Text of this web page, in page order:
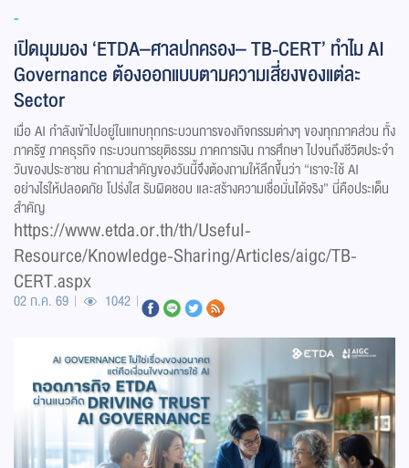
-
เปิดมุมมอง ‘ETDA–ศาลปกครอง– TB-CERT’ ทำไม AI
Governance ต้องออกแบบตามความเสี่ยงของแต่ละ
Sector
เมื่อ AI กำลังเข้าไปอยู่ในแทบทุกกระบวนการของกิจกรรมต่างๆ ของทุกภาคส่วน ทั้ง
ภาครัฐ ภาคธุรกิจ กระบวนการยุติธรรม ภาคการเงิน การศึกษา ไปจนถึงชีวิตประจำ
วันของประชาชน คำถามสำคัญของวันนี้จึงต้องถามให้ลึกขึ้นว่า “เราจะใช้ AI
อย่างไรให้ปลอดภัย โปร่งใส รับผิดชอบ และสร้างความเชื่อมั่นได้จริง” นี่คือประเด็น
สำคัญ
https://www.etda.or.th/th/Useful-
Resource/Knowledge-Sharing/Articles/aigc/TB-
CERT.aspx
02 ก.ค. 69 1042